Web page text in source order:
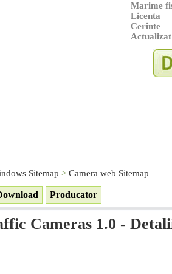
Marime
Licenta
Cerinte
Sitemap > Camera web Sitemap
Producator
Cameras 1.0 -